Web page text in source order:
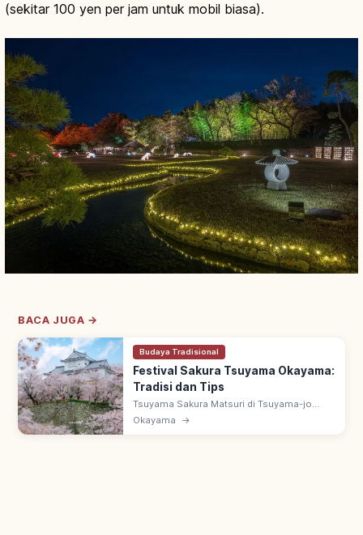
(sekitar 100 yen per jam untuk mobil biasa).
BACA JUGA →
Budaya Tradisional
Festival Sakura Tsuyama Okayama:
Tradisi dan Tips
Tsuyama Sakura Matsuri di Tsuyama-jo
(Kakuzan Koen), Okayama: festival sakura
semi di salah satu 100 Kastel Terkenal
Okayama →